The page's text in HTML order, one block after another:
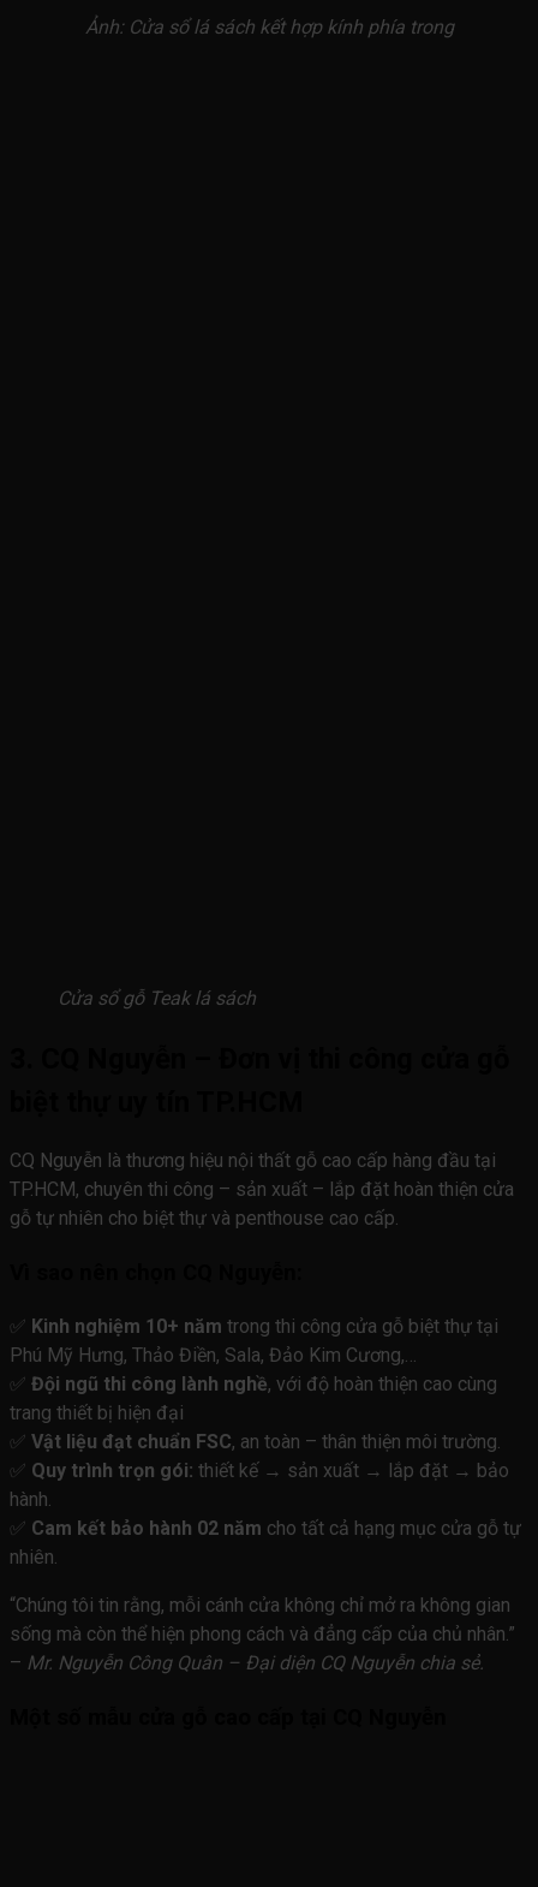
Ảnh: Cửa sổ lá sách kết hợp kính phía trong
Cửa sổ gỗ Teak lá sách
CQ Nguyễn là thương hiệu nội thất gỗ cao cấp hàng đầu tại
TP.HCM, chuyên thi công – sản xuất – lắp đặt hoàn thiện cửa
gỗ tự nhiên cho biệt thự và penthouse cao cấp.
✅ Kinh nghiệm 10+ năm trong thi công cửa gỗ biệt thự tại
Phú Mỹ Hưng, Thảo Điền, Sala, Đảo Kim Cương,…
✅ Đội ngũ thi công lành nghề, với độ hoàn thiện cao cùng
trang thiết bị hiện đại
✅ Vật liệu đạt chuẩn FSC, an toàn – thân thiện môi trường.
✅ Quy trình trọn gói: thiết kế → sản xuất → lắp đặt → bảo
hành.
✅ Cam kết bảo hành 02 năm cho tất cả hạng mục cửa gỗ tự
nhiên.
“Chúng tôi tin rằng, mỗi cánh cửa không chỉ mở ra không gian
sống mà còn thể hiện phong cách và đẳng cấp của chủ nhân.”
– Mr. Nguyễn Công Quân – Đại diện CQ Nguyễn chia sẻ.